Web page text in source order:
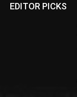
EDITOR PICKS